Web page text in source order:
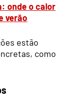
onde o calor
verão
estão
como